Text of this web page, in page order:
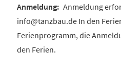
Anmeldung
info@tanzbau.de In den
Ferienprogramm, die
den Ferien.